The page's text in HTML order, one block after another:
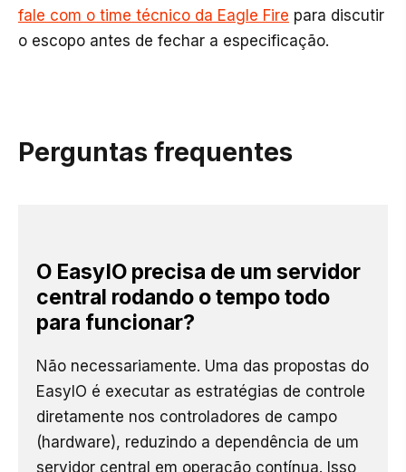
fale com o time técnico da Eagle Fire para discutir
o escopo antes de fechar a especificação.
Perguntas frequentes
O EasyIO precisa de um servidor
central rodando o tempo todo
para funcionar?
Não necessariamente. Uma das propostas do
EasyIO é executar as estratégias de controle
diretamente nos controladores de campo
(hardware), reduzindo a dependência de um
servidor central em operação contínua. Isso